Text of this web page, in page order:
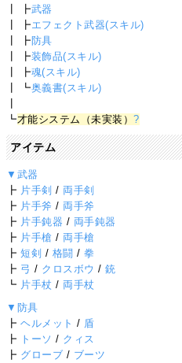
┃ ┣武器
┃ ┣エフェクト武器(スキル)
┃ ┣防具
┃ ┣装飾品(スキル)
┃ ┣魂(スキル)
┃ ┗奥義書(スキル)
┗才能システム（未実装）?
アイテム
▼武器
┣ 片手剣 / 両手剣
┣ 片手斧 / 両手斧
┣ 片手鈍器 / 両手鈍器
┣ 片手槍 / 両手槍
┣短剣 / 格闘 /拳
┣ 弓 / クロスボウ /銃
┗ 片手杖 / 両手杖
▼防具
┣ヘルメット / 盾
┣ トーソ / クィス
┣ グローブ / ブーツ